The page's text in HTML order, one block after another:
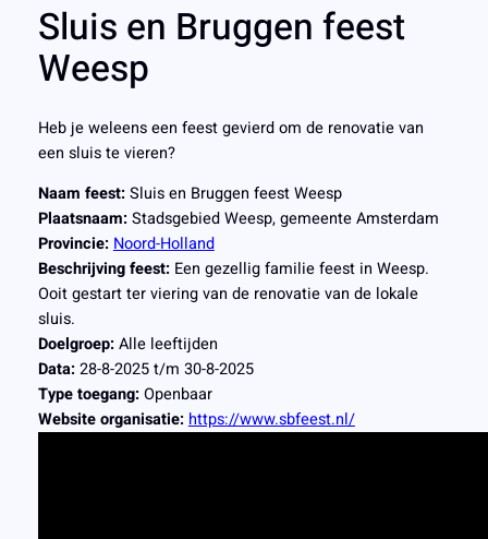
Sluis en Bruggen feest
Weesp
Heb je weleens een feest gevierd om de renovatie van
een sluis te vieren?
Naam feest: Sluis en Bruggen feest Weesp
Plaatsnaam: Stadsgebied Weesp, gemeente Amsterdam
Provincie: Noord-Holland
Beschrijving feest: Een gezellig familie feest in Weesp.
Ooit gestart ter viering van de renovatie van de lokale
sluis.
Doelgroep: Alle leeftijden
Data: 28-8-2025 t/m 30-8-2025
Type toegang: Openbaar
Website organisatie: https://www.sbfeest.nl/